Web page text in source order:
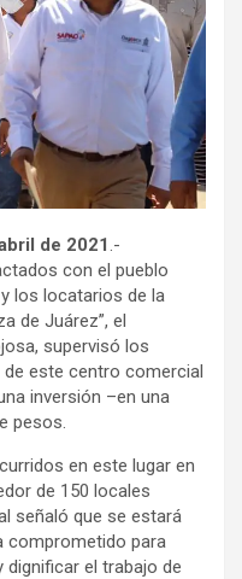
de 2021.-
con el pueblo
los locatarios de la
de Juárez”, el
supervisó los
este centro comercial
inversión –en una
pesos.
en este lugar en
de 150 locales
señaló que se estará
comprometido para
el trabajo de